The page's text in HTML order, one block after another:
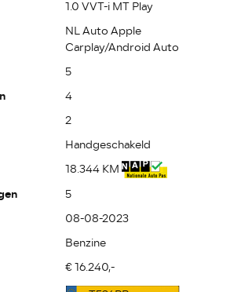
1.0 VVT-i MT Play
NL Auto Apple
Carplay/Android Auto
5
4
2
Handgeschakeld
18.344 KM
5
08-08-2023
Benzine
€ 16.240,-